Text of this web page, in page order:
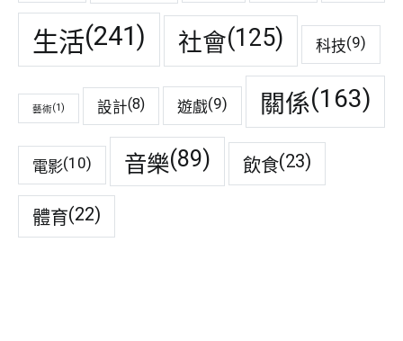
生活(241) 社會(125) 科技(9)
藝術(1) 設計(8) 遊戲(9) 關係(163)
電影(10) 音樂(89) 飲食(23)
體育(22)